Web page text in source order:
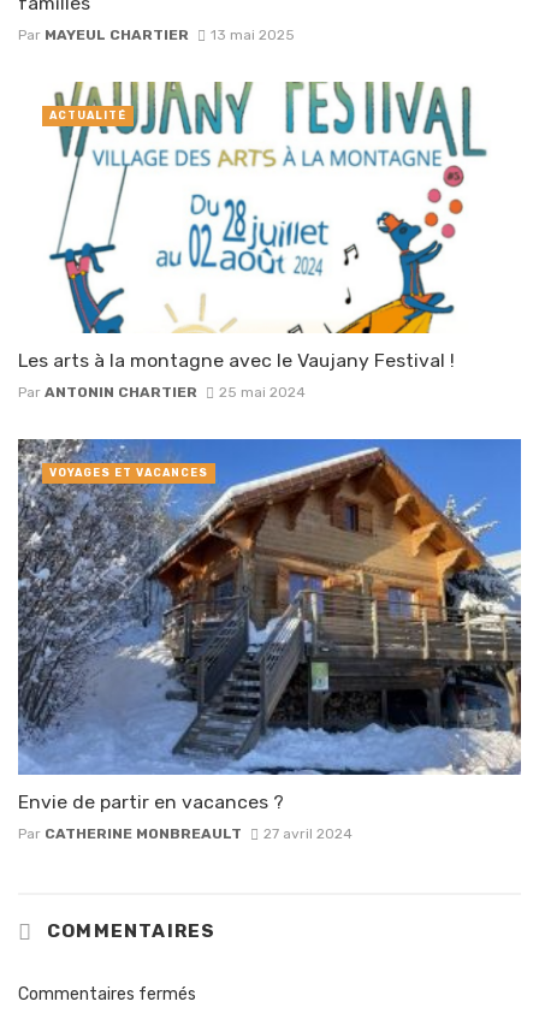
Par MAYEUL CHARTIER 13 mai 2025
Les arts à la montagne avec le Vaujany Festival !
Par ANTONIN CHARTIER 25 mai 2024
ACTUALITÉ
Envie de partir en vacances ?
Par CATHERINE MONBREAULT 27 avril 2024
VOYAGES ET VACANCES
COMMENTAIRES
Commentaires fermés